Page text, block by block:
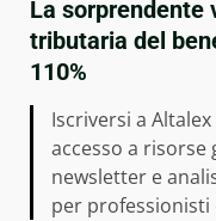
La sorprendente
tributaria del
110%
Iscriversi a
accesso a risorse
newsletter e
per professionisti